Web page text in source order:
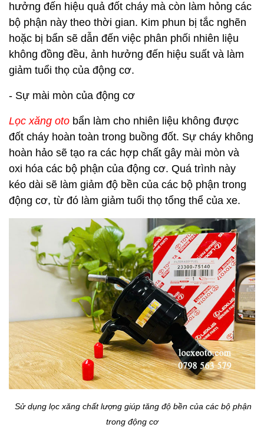
hưởng đến hiệu quả đốt cháy mà còn làm hỏng các
bộ phận này theo thời gian. Kim phun bị tắc nghẽn
hoặc bị bẩn sẽ dẫn đến việc phân phối nhiên liệu
không đồng đều, ảnh hưởng đến hiệu suất và làm
giảm tuổi thọ của động cơ.
- Sự mài mòn của động cơ
Lọc xăng oto bẩn làm cho nhiên liệu không được
đốt cháy hoàn toàn trong buồng đốt. Sự cháy không
hoàn hảo sẽ tạo ra các hợp chất gây mài mòn và
oxi hóa các bộ phận của động cơ. Quá trình này
kéo dài sẽ làm giảm độ bền của các bộ phận trong
động cơ, từ đó làm giảm tuổi thọ tổng thể của xe.
Sử dụng lọc xăng chất lượng giúp tăng độ bền của các bộ phận
trong động cơ